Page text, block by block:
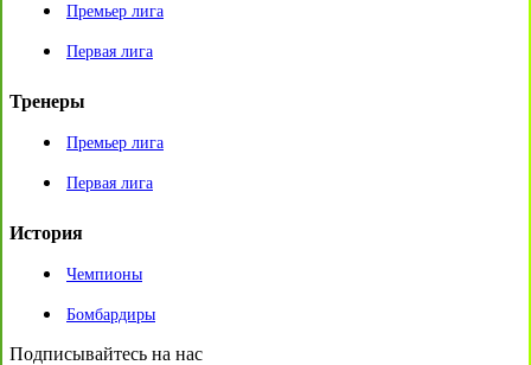
Премьер лига
Первая лига
Тренеры
Премьер лига
Первая лига
История
Чемпионы
Бомбардиры
Подписывайтесь на нас